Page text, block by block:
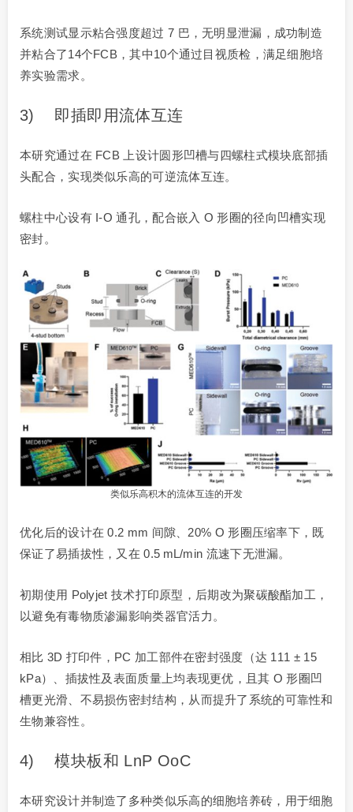
系统测试显示粘合强度超过 7 巴，无明显泄漏，成功制造
并粘合了14个FCB，其中10个通过目视质检，满足细胞培
养实验需求。
3) 即插即用流体互连
本研究通过在 FCB 上设计圆形凹槽与四螺柱式模块底部插
头配合，实现类似乐高的可逆流体互连。
螺柱中心设有 I-O 通孔，配合嵌入 O 形圈的径向凹槽实现
密封。
类似乐高积木的流体互连的开发
优化后的设计在 0.2 mm 间隙、20% O 形圈压缩率下，既
保证了易插拔性，又在 0.5 mL/min 流速下无泄漏。
初期使用 Polyjet 技术打印原型，后期改为聚碳酸酯加工，
以避免有毒物质渗漏影响类器官活力。
相比 3D 打印件，PC 加工部件在密封强度（达 111 ± 15
kPa）、插拔性及表面质量上均表现更优，且其 O 形圈凹
槽更光滑、不易损伤密封结构，从而提升了系统的可靠性和
生物兼容性。
4) 模块板和 LnP OoC
本研究设计并制造了多种类似乐高的细胞培养砖，用于细胞